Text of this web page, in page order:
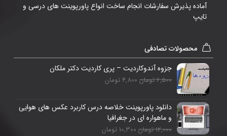
آماده پذیرش سفارشات انجام ساخت انواع پاورپوینت های درسی و
تایپ
محصولات تصادفی
جزوه آندوکاردیت – پری کاردیت دکتر ملکان
6,500 تومان 4,800 تومان
دانلود پاورپوینت خلاصه درس کاربرد عکس های هوایی
و ماهواره ای در جغرافیا
12,000 تومان 10,300 تومان